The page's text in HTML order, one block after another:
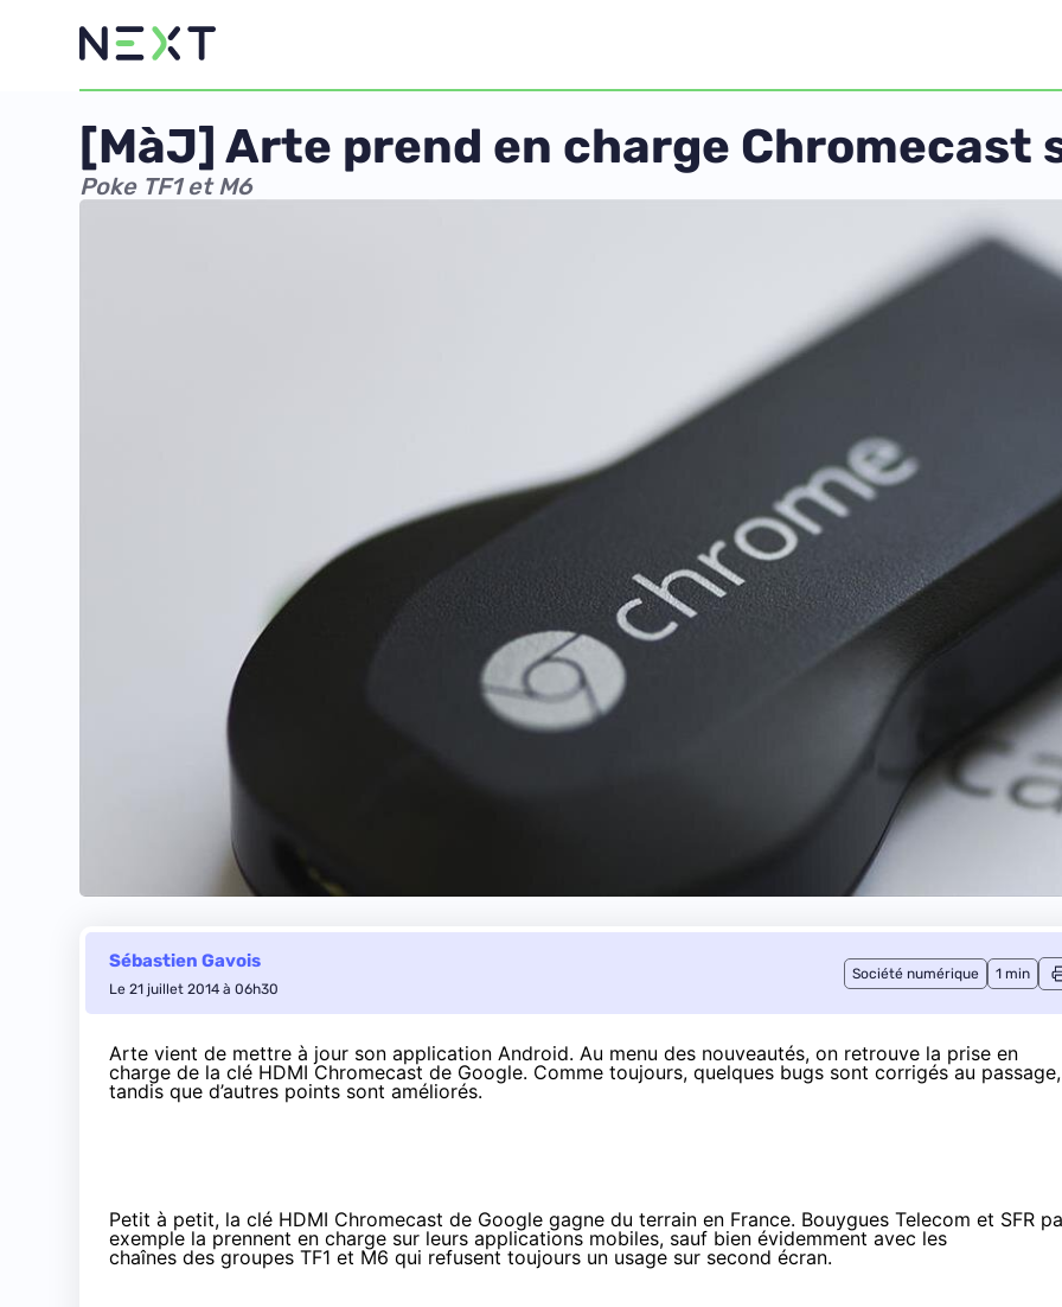
[MàJ] Arte prend en charge Chromecast
Poke TF1 et M6
Sébastien Gavois
Le 21 juillet 2014 à 06h30
Société numérique 1 min
Arte vient de mettre à jour son application Android. Au menu des nouveautés, on retrouve la prise en
charge de la clé HDMI Chromecast de Google. Comme toujours, quelques bugs sont corrigés au passage,
tandis que d’autres points sont améliorés.
Petit à petit, la clé HDMI Chromecast de Google gagne du terrain en France. Bouygues Telecom et SFR
exemple la prennent en charge sur leurs applications mobiles, sauf bien évidemment avec les
chaînes des groupes TF1 et M6 qui refusent toujours un usage sur second écran.